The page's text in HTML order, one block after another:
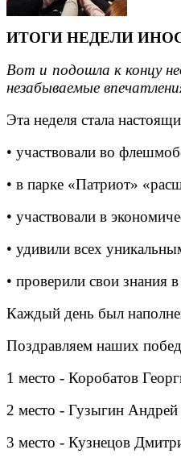
ИТОГИ НЕДЕЛИ
Вот и подошла к концу
незабываемые
Эта неделя стала
• участвовали во
• в парке «Патриот»
• участвовали в
• удивили всех
• проверили свои знания
Каждый день был
Поздравляем наших
1 место - Коробатов
2 место - Гузыгин
3 место - Кузнецов